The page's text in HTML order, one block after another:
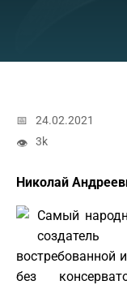
📅
24.02.2021
👁
3k
Николай
Самый
востребованной
без